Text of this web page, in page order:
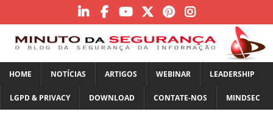
HOME NOTÍCIAS ARTIGOS WEBINAR LEADERSHIP
LGPD & PRIVACY DOWNLOAD CONTATE-NOS MINDSEC